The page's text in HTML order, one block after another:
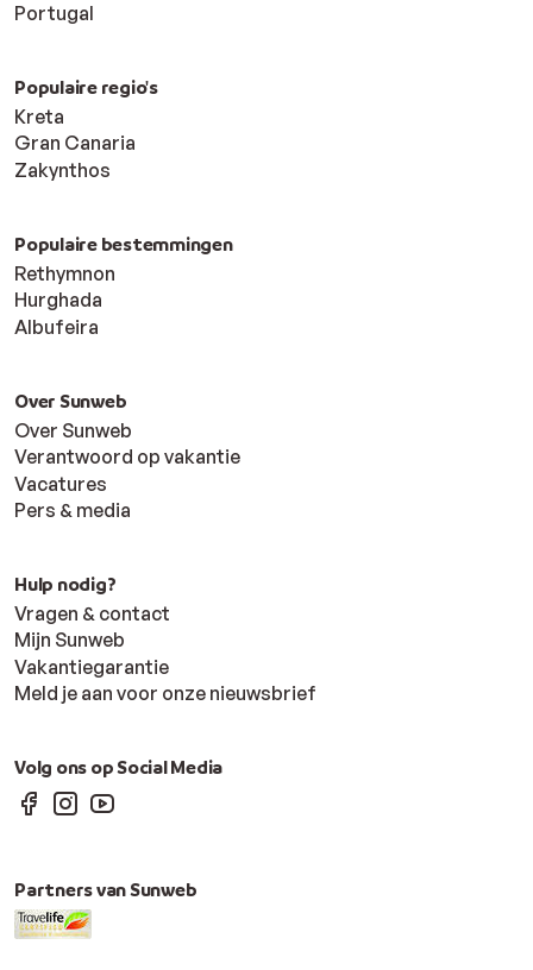
Portugal
Populaire regio's
Kreta
Gran Canaria
Zakynthos
Populaire bestemmingen
Rethymnon
Hurghada
Albufeira
Over Sunweb
Over Sunweb
Verantwoord op vakantie
Vacatures
Pers & media
Hulp nodig?
Vragen & contact
Mijn Sunweb
Vakantiegarantie
Meld je aan voor onze nieuwsbrief
Volg ons op Social Media
Partners van Sunweb